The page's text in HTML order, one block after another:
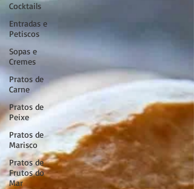
Cocktails
Entradas e
Petiscos
Sopas e
Cremes
Pratos de
Carne
Pratos de
Peixe
Pratos de
Marisco
Pratos de
Frutos do
Mar